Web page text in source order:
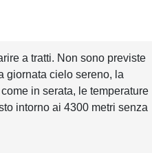
a tratti. Non sono previste
giornata cielo sereno, la
in serata, le temperature
intorno ai 4300 metri senza